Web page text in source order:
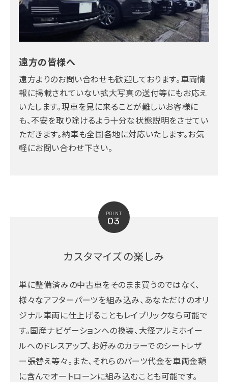
遠方の皆様へ
遠方よりのお問い合わせも歓迎しております。車両情
報に掲載されていない拡大写真の送付等にもお応え
いたします。現車を見に来ることが難しいお客様に
も、不安を取り除けるよう十分な状態説明をさせてい
ただきます。納車も全国各地に対応いたします。お気
軽にお問い合わせ下さい。
POINT
03
カスタマイズの楽しみ
単に整備済みの中古車をそのまま買うのではなく、
様々なアフターパーツを組み込み、あなただけのオリ
ジナル車両に仕上げることもレイブリックなら可能で
す。国産ナビゲーションへの換装、大径アルミホイー
ルへのドレスアップ、お好みのカラーでのシートレザ
ー張替え等々。また、それらのパーツ代金を車両金額
に含んでオートローンに組み込むことも可能です。